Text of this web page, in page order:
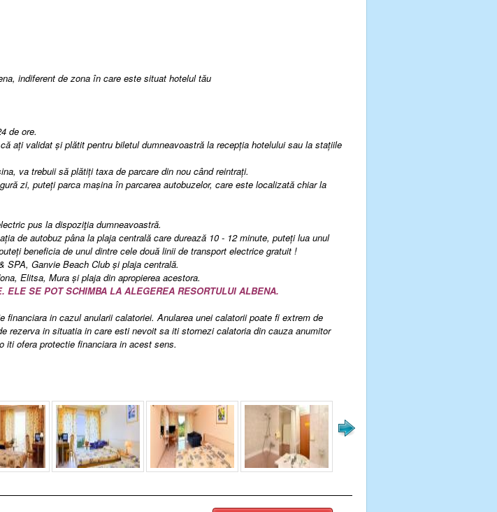
indiferent de zona în care este situat hotelul tău
de ore.
ați validat și plătit pentru biletul dumneavoastră la recepția hotelului sau la stațiile
va trebuii să plătiți taxa de parcare din nou când reintrați.
zi, puteți parca mașina în parcarea autobuzelor, care este localizată chiar la
pus la dispoziţia dumneavoastră.
de autobuz pâna la plaja centrală care durează 10 - 12 minute, puteți lua unul
beneficia de unul dintre cele două linii de transport electrice gratuit !
SPA, Ganvie Beach Club și plaja centrală.
Elitsa, Mura și plaja din apropierea acestora.
ELE SE POT SCHIMBA LA ALEGEREA RESORTULUI ALBENA.
financiara in cazul anularii calatoriei. Anularea unei calatorii poate fi extrem de
rezerva in situatia in care esti nevoit sa iti stornezi calatoria din cauza anumitor
iti ofera protectie financiara in acest sens.